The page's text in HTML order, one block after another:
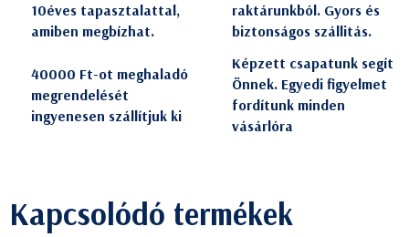
10éves tapasztalattal,
amiben megbízhat.
raktárunkból. Gyors és
biztonságos szállitás.
40000 Ft-ot meghaladó
megrendelését
ingyenesen szállítjuk ki
Képzett csapatunk segít
Önnek. Egyedi figyelmet
fordítunk minden
vásárlóra
Kapcsolódó termékek